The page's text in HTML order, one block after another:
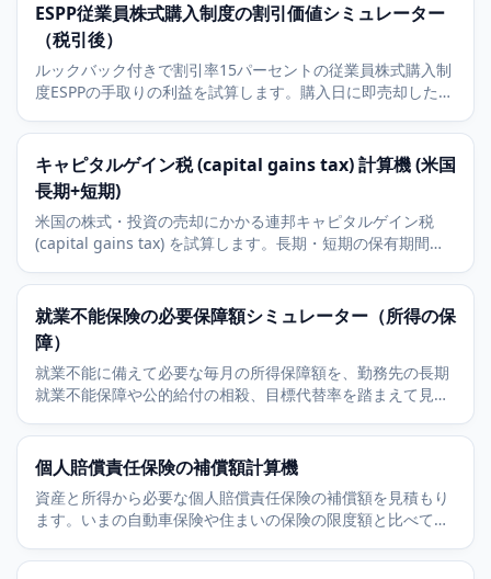
ESPP従業員株式購入制度の割引価値シミュレーター
（税引後）
ルックバック付きで割引率15パーセントの従業員株式購入制
度ESPPの手取りの利益を試算します。購入日に即売却した場
キャピタルゲイン税 (capital gains tax) 計算機 (米国
長期+短期)
米国の株式・投資の売却にかかる連邦キャピタルゲイン税
(capital gains tax) を試算します。長期・短期の保有期間の
就業不能保険の必要保障額シミュレーター（所得の保
障）
就業不能に備えて必要な毎月の所得保障額を、勤務先の長期
就業不能保障や公的給付の相殺、目標代替率を踏まえて見積
個人賠償責任保険の補償額計算機
資産と所得から必要な個人賠償責任保険の補償額を見積もり
ます。いまの自動車保険や住まいの保険の限度額と比べて、